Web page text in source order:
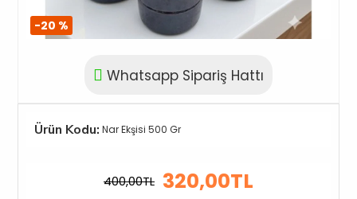
-20 %
Whatsapp Sipariş Hattı
Ürün Kodu: Nar Ekşisi 500 Gr
320,00TL
400,00TL